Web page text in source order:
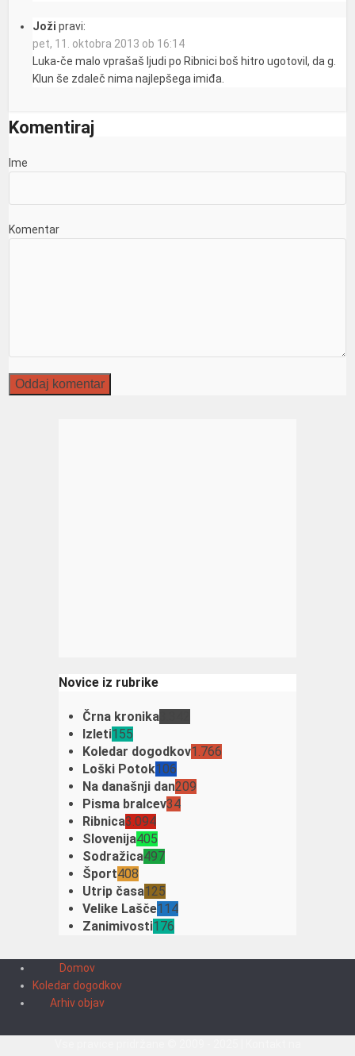
Joži pravi:
pet, 11. oktobra 2013 ob 16:14
Luka-če malo vprašaš ljudi po Ribnici boš hitro ugotovil, da g.
Klun še zdaleč nima najlepšega imiđa.
Komentiraj
Ime
Komentar
Novice iz rubrike
Črna kronika
Izleti155
Koledar dogodkov1.766
Loški Potok106
Na današnji dan209
Pisma bralcev34
Ribnica3.094
Slovenija405
Sodražica497
Šport408
Utrip časa125
Velike Lašče114
Zanimivosti176
Domov
Koledar dogodkov
Arhiv objav